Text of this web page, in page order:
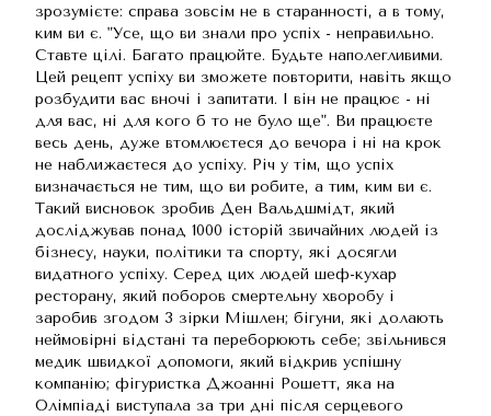
зрозумієте: справа зовсім не в старанності, а в тому,
ким ви є. "Усе, що ви знали про успіх - неправильно.
Ставте цілі. Багато працюйте. Будьте наполегливими.
Цей рецепт успіху ви зможете повторити, навіть якщо
розбудити вас вночі і запитати. І він не працює - ні
для вас, ні для кого б то не було ще". Ви працюєте
весь день, дуже втомлюєтеся до вечора і ні на крок
не наближаєтеся до успіху. Річ у тім, що успіх
визначається не тим, що ви робите, а тим, ким ви є.
Такий висновок зробив Ден Вальдшмідт, який
досліджував понад 1000 історій звичайних людей із
бізнесу, науки, політики та спорту, які досягли
видатного успіху. Серед цих людей шеф-кухар
ресторану, який поборов смертельну хворобу і
заробив згодом 3 зірки Мішлен; бігуни, які долають
неймовірні відстані та переборюють себе; звільнився
медик швидкої допомоги, який відкрив успішну
компанію; фігуристка Джоанні Рошетт, яка на
Олімпіаді виступала за три дні після серцевого